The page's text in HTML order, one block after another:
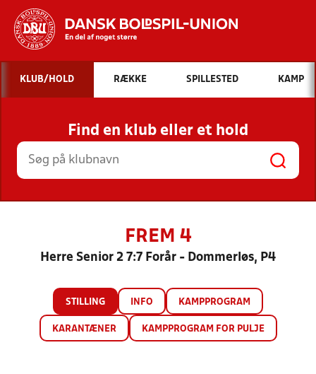
Hvad vil du søge efter?
INDHOLD OG NYHEDER
STILLINGER, RESULTATER, KLUBBER OG
HOLD
KLUB/HOLD RÆKKE SPILLESTED KAMP
Find en klub eller et hold
FREM 4
Herre Senior 2 7:7 Forår - Dommerløs, P4
STILLING INFO KAMPPROGRAM
KARANTÆNER KAMPPROGRAM FOR PULJE